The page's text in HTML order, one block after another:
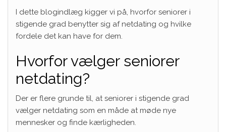
I dette blogindlæg kigger vi på, hvorfor seniorer i
stigende grad benytter sig af netdating og hvilke
fordele det kan have for dem.
Hvorfor vælger seniorer
netdating?
Der er flere grunde til, at seniorer i stigende grad
vælger netdating som en måde at møde nye
mennesker og finde kærligheden.